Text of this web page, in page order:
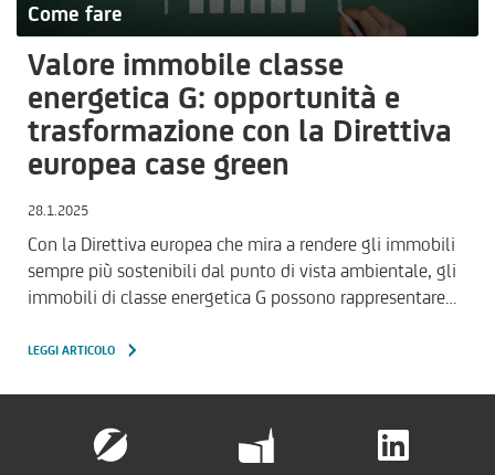
Come fare
Valore immobile classe
energetica G: opportunità e
trasformazione con la Direttiva
europea case green
28.1.2025
Con la Direttiva europea che mira a rendere gli immobili
sempre più sostenibili dal punto di vista ambientale, gli
immobili di classe energetica G possono rappresentare…
LEGGI ARTICOLO